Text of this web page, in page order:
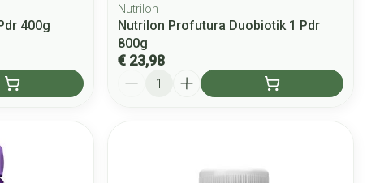
400g
Nutrilon
Nutrilon Profutura Duobiotik 1 Pdr
800g
€ 23,98